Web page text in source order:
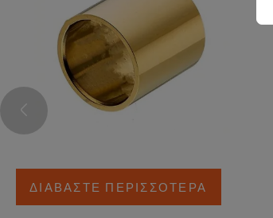
ΔΙΑΒΆΣΤΕ ΠΕΡΙΣΣΌΤΕΡΑ